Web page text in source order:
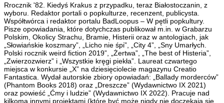
Rrocznik '82. Kiedyś Krakus z przypadku, teraz Białostoczanin, z
wyboru. Redaktor portali o popkulturze, recenzent, publicysta.
Współtwórca i redaktor portalu BadLoopus – W pętli popkultury.
Pisze opowiadania, które dotychczas publikował m.in. w Grabarzu
Polskim, Okolicy Strachu, Bramie, Histerii oraz w antologiach, jak
„Słowiańskie koszmary”, „Licho nie śpi”, „City 4”, „Sny Umarłych.
Polski rocznik weird fiction 2019”, „Żertwa”, „The best of Histeria”,
„Zwierzozwierz” i „Wszystkie kręgi piekła”. Laureat czwartego
miejsca w konkursie „X” na dziesięciolecie magazynu Creatio
Fantastica. Wydał autorskie zbiory opowiadań: „Ballady morderców”
(Phantom Books 2018) oraz „Dreszcze” (Wydawnictwo IX 2021)
oraz powieść „Ćmy i ludzie” (Wydawnictwo IX 2022). Pracuje nad
kilkoma innymi projektami (które być może nigdy nie doczekają się